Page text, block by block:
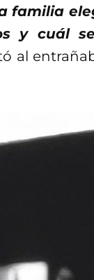
familia
y cuál
al